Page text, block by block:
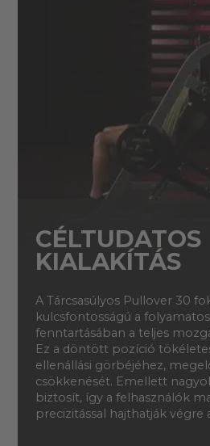
CÉLTUDATOS
KIALAKÍTÁS
A Tárcsasúlyos Pullover 30
kulcsfontosságú a
fenntartásában a teljes
Ez a döntött pozíció
ellenállási görbéjéhez,
csökkenését. Emellett
biztosít, így a felhasználók
precizitással hajthatják végre